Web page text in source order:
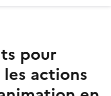
pour
actions